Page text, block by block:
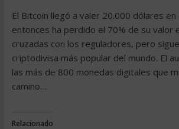
El Bitcoin llegó a valer 20.000 dólares
entonces ha perdido el 70% de su valor
cruzadas con los reguladores, pero
criptodivisa más popular del mundo. El
las más de 800 monedas digitales que
camino…
Relacionado